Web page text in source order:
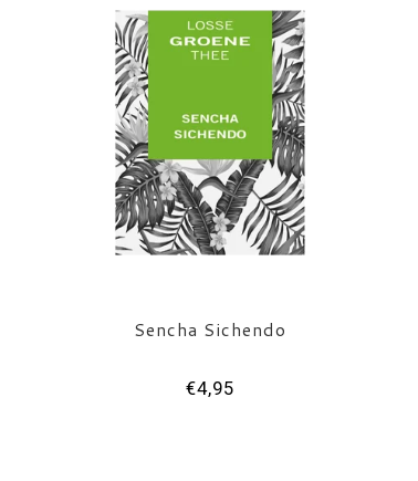
Sencha Sichendo
€4,95